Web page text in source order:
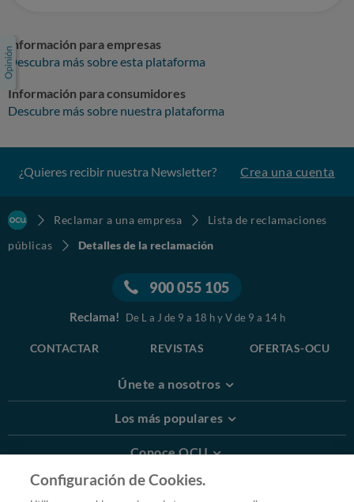
Información para empresas
Descubra más sobre esta plataforma
Información para consumidores
Descubre más sobre nuestra plataforma
¿Quieres recibir nuestra Newsletter? Crea una cuenta
Reclamar a una empresa
Lista de reclamaciones
públicas
Detalles de la reclamación
900 055 105
Reclama! De L a J de 9 a 18 h y V de 9 a 14 h
CONTACTAR REVISTAS OFERTAS-OCU
Únete a nosotros
Los más populares
Conoce OCU
Más Información
Configuración de Cookies.